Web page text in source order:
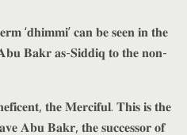
‘𝐝𝐡𝐢𝐦𝐦𝐢’ 𝐜𝐚𝐧 𝐛𝐞 𝐬𝐞𝐞𝐧 𝐢𝐧 𝐭𝐡𝐞
𝐁𝐚𝐤𝐫 𝐚𝐬-𝐒𝐢𝐝𝐝𝐢𝐪 𝐭𝐨 𝐭𝐡𝐞 𝐧𝐨𝐧-
𝐭𝐡𝐞 𝐌𝐞𝐫𝐜𝐢𝐟𝐮𝐥. 𝐓𝐡𝐢𝐬 𝐢𝐬 𝐭𝐡𝐞
𝐀𝐛𝐮 𝐁𝐚𝐤𝐫, 𝐭𝐡𝐞 𝐬𝐮𝐜𝐜𝐞𝐬𝐬𝐨𝐫 𝐨𝐟